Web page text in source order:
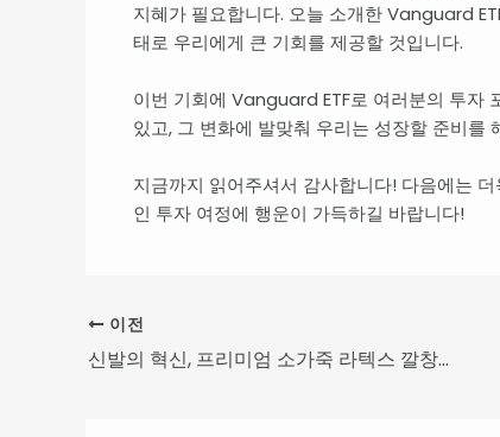
지혜가 필요합니다. 오늘 소개한 Vanguard
태로 우리에게 큰 기회를 제공할 것입니다.
이번 기회에 Vanguard ETF로 여러분의 투자
있고, 그 변화에 발맞춰 우리는 성장할 준비를
지금까지 읽어주셔서 감사합니다! 다음에는
인 투자 여정에 행운이 가득하길 바랍니다!
이전
신발의 혁신, 프리미엄 소가죽 라텍스 깔창의 비밀을 공개합니다